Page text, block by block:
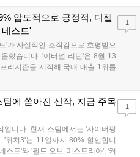
는 신규 세트 체험과 공연 등 다양한 즐길
점 판교점에서도 행사가 이어질 예정입
픈이 개최됩니다....
압도적으로 긍정적, 디젤
스트'
'가 사실적인 조작감으로 호평받으
랐습니다. '이터널 리턴'은 8월 13
리시즌을 시작해 국내 매출 1위를
'고스트 리콘' 시리즈는 8월 6일 쇼
레트로 수리 시뮬레이션 '리스토
다....
1
팀에 쏟아진 신작, 지금 주목
입니다. 현재 스팀에서는 '사이버펑
'위쳐3'는 11일까지 80% 할인합니
스트'와 '필드 오브 미스트리아', '커
1